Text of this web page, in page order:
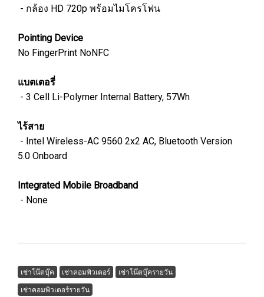
- กล้อง HD 720p พร้อมไมโครโฟน
Pointing Device
No FingerPrint NoNFC
แบตเตอรี่
- 3 Cell Li-Polymer Internal Battery, 57Wh
ไร้สาย
- Intel Wireless-AC 9560 2x2 AC, Bluetooth Version
5.0 Onboard
Integrated Mobile Broadband
- None
เช่าโน๊ตบุ๊ค เช่าคอมพิวเตอร์
เช่าโน๊ตบุ๊ครายวัน
เช่าคอมพิวเตอร์รายวัน